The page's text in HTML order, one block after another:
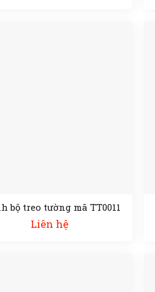
bộ treo tường mã TT0011
Liên hệ